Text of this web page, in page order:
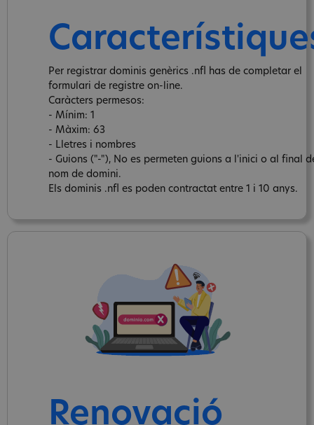
Per registrar dominis genèrics .nfl has de completar el
formulari de registre on-line.
Caràcters permesos:
- Mínim: 1
- Màxim: 63
- Lletres i nombres
- Guions ("-"), No es permeten guions a l'inici o al final
nom de domini.
Els dominis .nfl es poden contractat entre 1 i 10 anys.
Renovació